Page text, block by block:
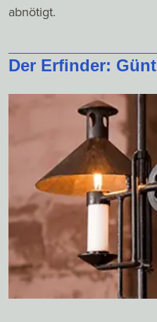
abnötigt.
Der Erfinder: